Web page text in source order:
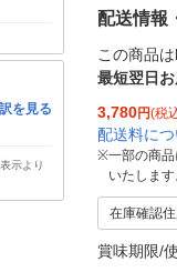
を見る
示より
配送情報
この商品は
最短翌日
3,780円(税
配送料に
※一部の商
いたします
在庫確認
賞味期限/